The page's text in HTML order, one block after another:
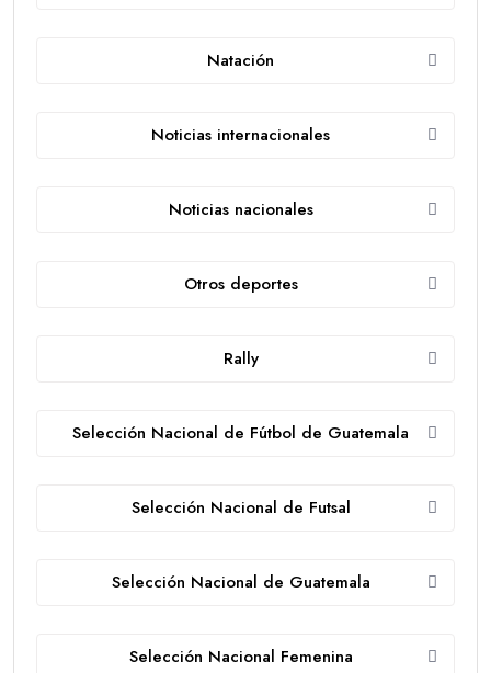
Natación
Noticias internacionales
Noticias nacionales
Otros deportes
Rally
Selección Nacional de Fútbol de Guatemala
Selección Nacional de Futsal
Selección Nacional de Guatemala
Selección Nacional Femenina